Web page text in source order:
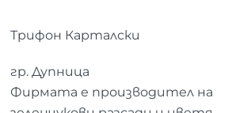
Трифон Карталски
гр. Дупница
Фирмата е производител на